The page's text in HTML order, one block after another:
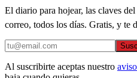
El diario para hojear, las claves
correo, todos los días. Gratis, y te
Al suscribirte aceptas nuestro